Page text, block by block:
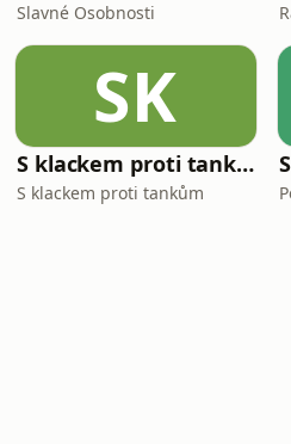
Slavné Osobnosti
SK
S klackem proti tankům
S klackem proti tankům